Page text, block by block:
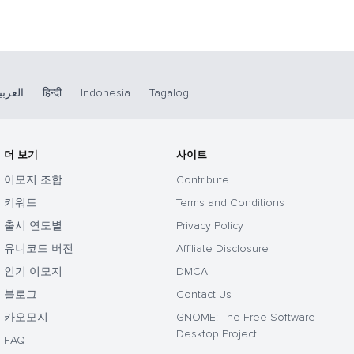
हिन्दी Indonesia Tagalog
더 보기
이모지 조합
키워드
출시 연도별
유니코드 버전
인기 이모지
블로그
카오모지
FAQ
사이트
Contribute
Terms and Conditions
Privacy Policy
Affiliate Disclosure
DMCA
Contact Us
GNOME: The Free Software
Desktop Project